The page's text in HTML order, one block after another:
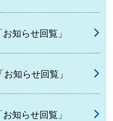
知らせ回覧」
知らせ回覧」
知らせ回覧」